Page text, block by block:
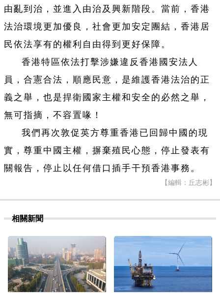
由亂到治，並進入由治及興新階段。當前，香港
法治環境更加優良，社會更加安定團結，香港居
民依法享有的權利自由得到更好保障。
香港特區依法打擊涉嫌違反香港國安法人
員，合憲合法，順應民意，是維護香港法治的正
義之舉，也是捍衛國家主權和安全的必然之舉，
無可指摘，不容置喙！
我們再次敦促英方尊重香港已回歸中國的現
實，尊重中國主權，摒棄殖民心態，停止發表有
關報告，停止以任何借口插手干預香港事務。
【編輯：丘志彬】
相關新聞